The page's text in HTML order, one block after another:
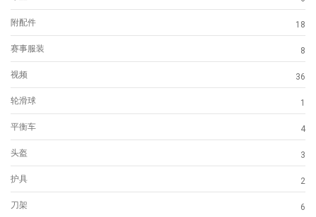
附配件 18
赛事服装 8
视频 36
轮滑球 1
平衡车 4
头盔 3
护具 2
刀架 6